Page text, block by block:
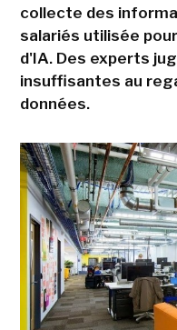
collecte des
salariés utilisée
d'IA. Des experts
insuffisantes au
données.